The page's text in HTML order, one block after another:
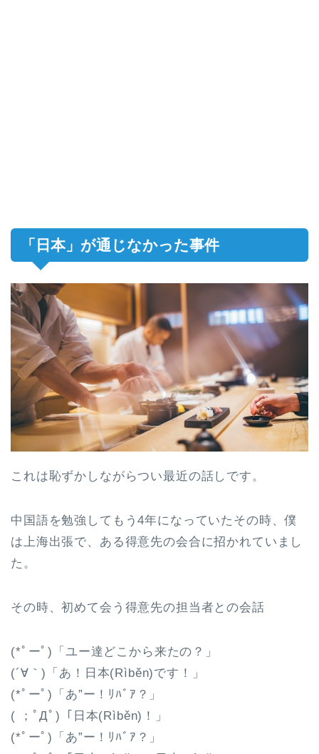
「日本」が通じなかった事件
これは恥ずかしながらつい最近の話しです。
中国語を勉強してもう4年になっていたその時、僕
は上海出張で、ある得意先の会合に招かれていまし
た。
その時、初めて会う得意先の担当者との会話
(*ﾟーﾟ)「ユー達どこから来たの？」
(´∀｀)「あ！日本(Rìběn)です！」
(*ﾟーﾟ)「あ”ー！ﾘﾊﾞｱ？」
( ；ﾟДﾟ)「日本(Rìběn)！」
(*ﾟーﾟ)「あ”ー！ﾘﾊﾞｱ？」